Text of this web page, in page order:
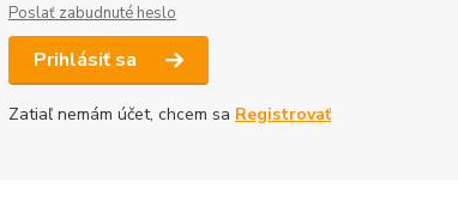
Poslať zabudnuté heslo
Prihlásiť sa
Zatiaľ nemám účet, chcem sa Registrovať